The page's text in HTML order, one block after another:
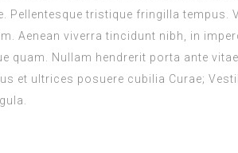
Pellentesque tristique fringilla tempus.
Aenean viverra tincidunt nibh, in
quam. Nullam hendrerit porta ante
et ultrices posuere cubilia Curae;